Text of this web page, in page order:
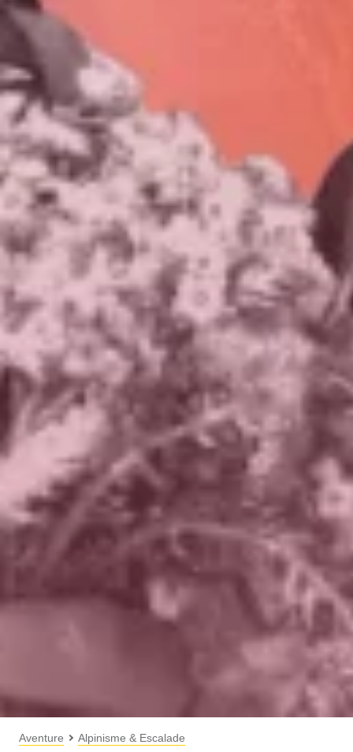
Aventure Alpinisme & Escalade